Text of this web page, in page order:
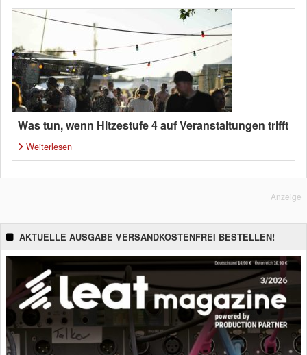
Was tun, wenn Hitzestufe 4 auf Veranstaltungen trifft
Weiterlesen
Anzeige
AKTUELLE AUSGABE VERSANDKOSTENFREI BESTELLEN!